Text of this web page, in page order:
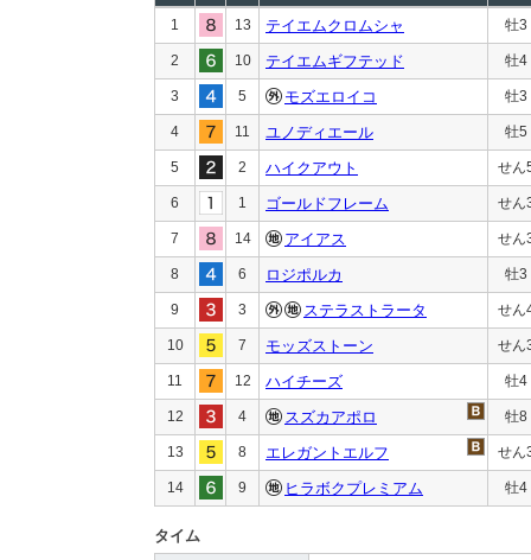
1 13 テイエムクロムシャ 牡3
2 10 テイエムギフテッド 牡4
3 5 モズエロイコ 牡3
4 11 ユノディエール 牡5
5 2 ハイクアウト せん
6 1 ゴールドフレーム せん
7 14 アイアス せん
8 6 ロジポルカ 牡3
9 3 ステラストラータ せん
10 7 モッズストーン せん
11 12 ハイチーズ 牡4
12 4 スズカアポロ 牡8
13 8 エレガントエルフ せん
14 9 ヒラボクプレミアム 牡4
タイム